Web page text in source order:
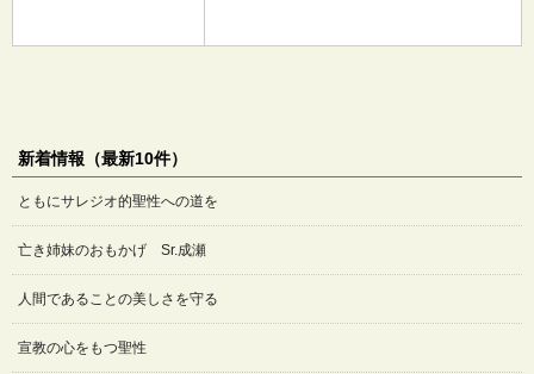
新着情報（最新10件）
ともにサレジオ的聖性への道を
亡き姉妹のおもかげ Sr.成瀬
人間であることの美しさを守る
宣教の心をもつ聖性